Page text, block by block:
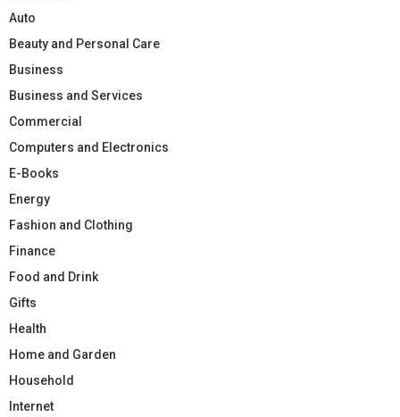
Auto
Beauty and Personal Care
Business
Business and Services
Commercial
Computers and Electronics
E-Books
Energy
Fashion and Clothing
Finance
Food and Drink
Gifts
Health
Home and Garden
Household
Internet